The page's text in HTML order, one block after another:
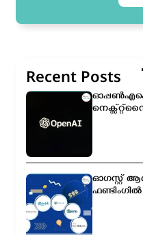
Recent Posts
ഓപ്പൺഎഐ
ഓഗസ്റ്റ്